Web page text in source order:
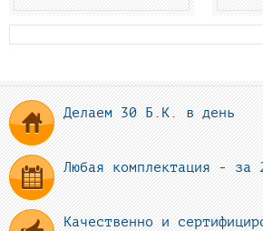
Делаем 30 Б.К. в день
Любая комплектация - за
Качественно и